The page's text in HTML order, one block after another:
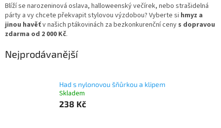
Blíží se narozeninová oslava, halloweenský večírek, nebo strašidelná
párty a vy chcete překvapit stylovou výzdobou? Vyberte si hmyz a
jinou havěťv našich ptákovinách za bezkonkurenční ceny s dopravou
zdarma od 2 000 Kč.
Nejprodávanější
Had s nylonovou šňůrkou a klipem
Skladem
238 Kč